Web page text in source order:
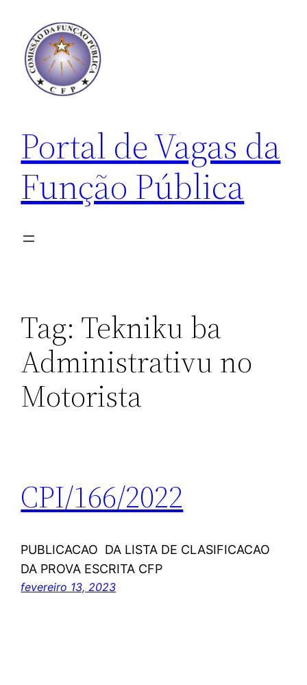
conteúdo
Portal de Vagas da
Função Pública
Tag: Tekniku ba
Administrativu no
Motorista
CPI/166/2022
PUBLICACAO DA LISTA DE CLASIFICACAO
DA PROVA ESCRITA CFP
fevereiro 13, 2023